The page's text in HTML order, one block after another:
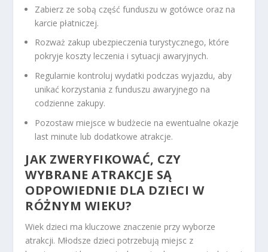
Zabierz ze sobą część funduszu w gotówce oraz na
karcie płatniczej.
Rozważ zakup ubezpieczenia turystycznego, które
pokryje koszty leczenia i sytuacji awaryjnych.
Regularnie kontroluj wydatki podczas wyjazdu, aby
unikać korzystania z funduszu awaryjnego na
codzienne zakupy.
Pozostaw miejsce w budżecie na ewentualne okazje
last minute lub dodatkowe atrakcje.
JAK ZWERYFIKOWAĆ, CZY
WYBRANE ATRAKCJE SĄ
ODPOWIEDNIE DLA DZIECI W
RÓŻNYM WIEKU?
Wiek dzieci ma kluczowe znaczenie przy wyborze
atrakcji. Młodsze dzieci potrzebują miejsc z